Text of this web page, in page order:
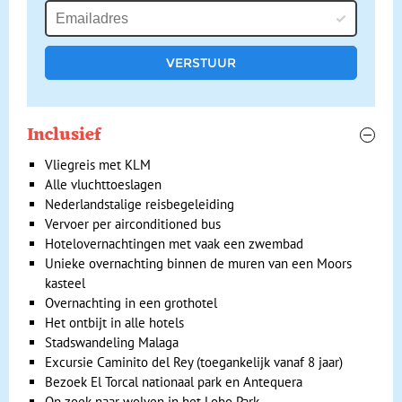
schilderPicasso. Breng een bezoek aan het Alcazaba, een
Arabisch fort dat in de 11de eeuw is gebouwd door de
Moren. Ook het kasteel Gibralfaro is de moeite waard
vanwege haar ligging in de bergen. De wandeling naar
vanaf hier goed zien liggen.
Aan het einde van de middag rijden we via een mooie route
naar het Ardales National Park. Ons hotel ligt bij een drietal
grote stuwmeren, waar je heerlijk kunt zwemmen of kunt
kiezen voor een van de andere watersporten.
Inclusief
Vliegreis met KLM
Alle vluchttoeslagen
Nederlandstalige reisbegeleiding
Vervoer per airconditioned bus
Hotelovernachtingen met vaak een zwembad
Unieke overnachting binnen de muren van een Moors
kasteel
Overnachting in een grothotel
Het ontbijt in alle hotels
Stadswandeling Malaga
Excursie Caminito del Rey (toegankelijk vanaf 8 jaar)
Bezoek El Torcal nationaal park en Antequera